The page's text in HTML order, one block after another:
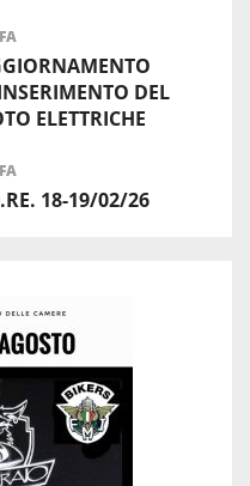
DEL
ELETTRICHE
18-19/02/26